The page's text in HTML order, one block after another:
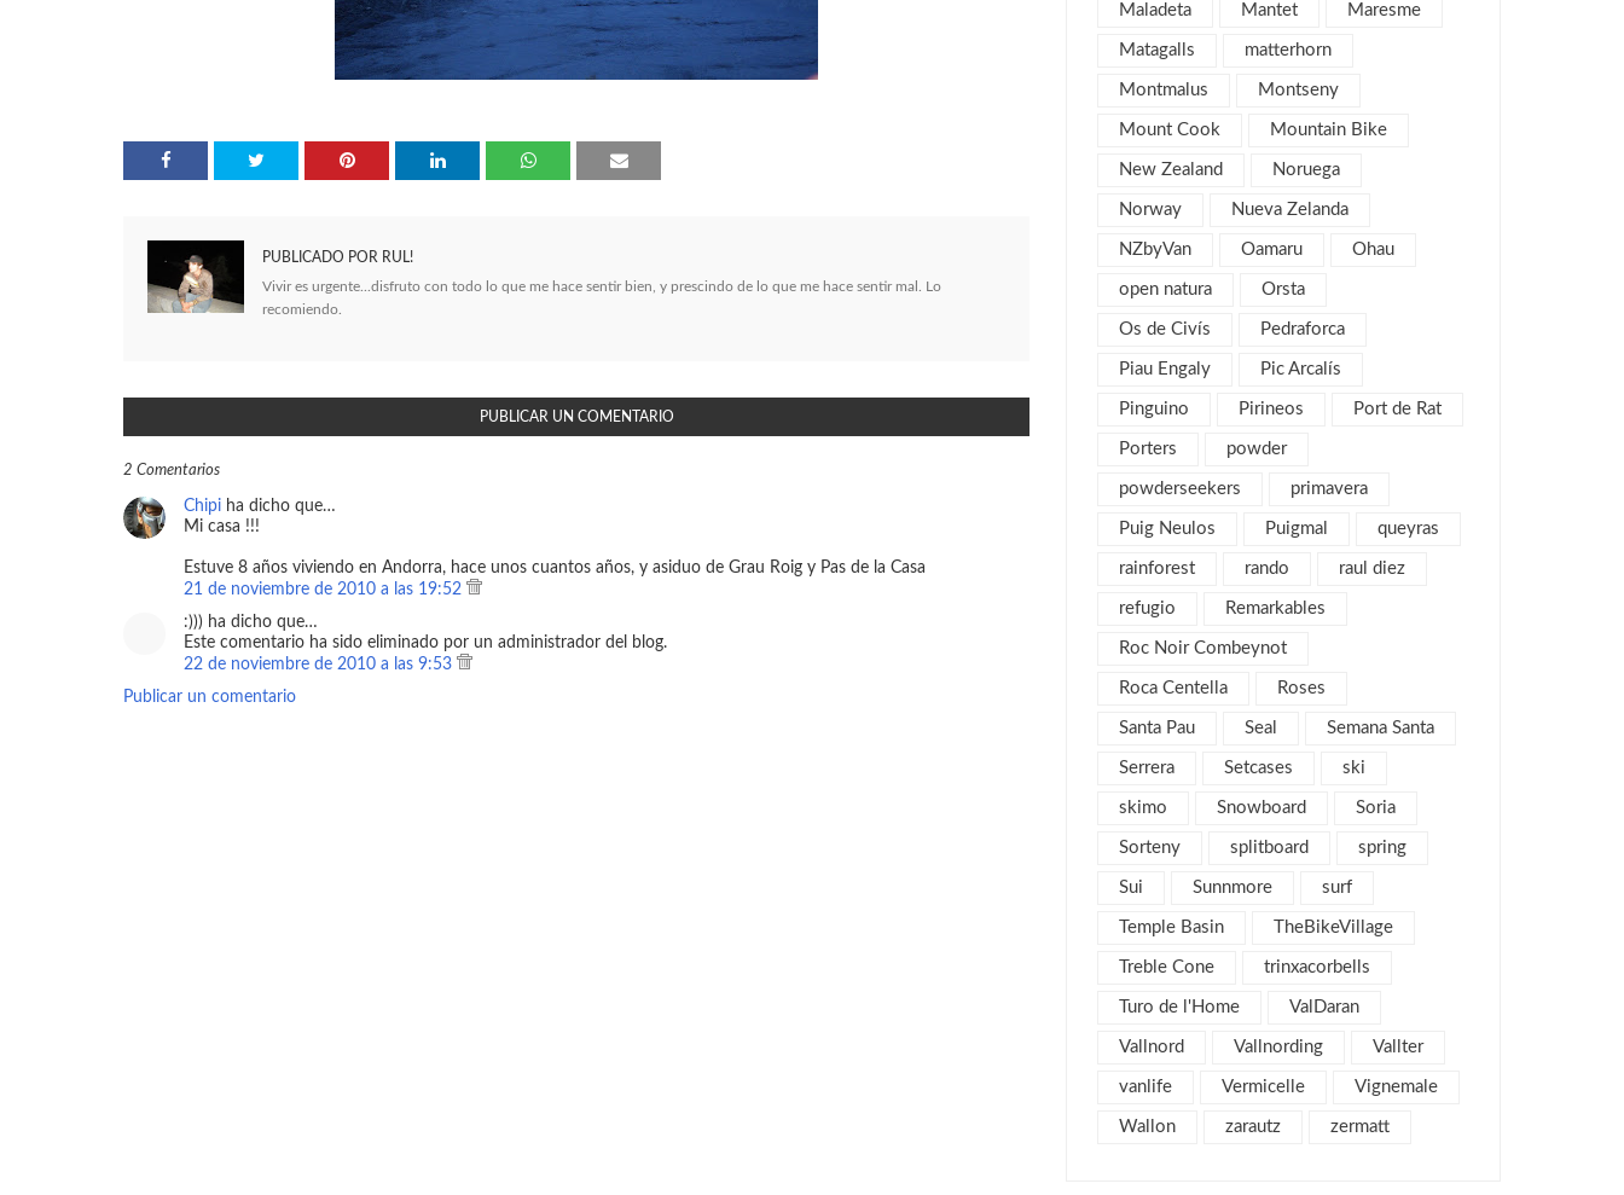
PUBLICADO POR RUL!
Vivir es urgente...disfruto con todo lo que me hace sentir bien, y prescindo de lo que me hace sentir mal. Lo
recomiendo.
PUBLICAR UN COMENTARIO
2 Comentarios
Chipi ha dicho que…
Mi casa !!!
Estuve 8 años viviendo en Andorra, hace unos cuantos años, y asiduo de Grau Roig y Pas de la Casa
21 de noviembre de 2010 a las 19:52
:))) ha dicho que…
Este comentario ha sido eliminado por un administrador del blog.
22 de noviembre de 2010 a las 9:53
Publicar un comentario
noviembre 2013
mayo 2013
marzo 2013
febrero 2013
enero 2013
diciembre 2012
noviembre 2012
octubre 2012
septiembre 2012
diciembre 2011
noviembre 2011
octubre 2011
septiembre 2011
agosto 2011
julio 2011
junio 2011
mayo 2011
abril 2011
Maladeta Mantet Maresme
Matagalls matterhorn
Montmalus Montseny
Mount Cook Mountain Bike
New Zealand Noruega
Norway Nueva Zelanda
NZbyVan Oamaru Ohau
open natura Orsta
Os de Civís Pedraforca
Piau Engaly Pic Arcalís
Pinguino Pirineos Port de Rat
Porters powder
powderseekers primavera
Puig Neulos Puigmal queyras
rainforest rando raul diez
refugio Remarkables
Roc Noir Combeynot
Roca Centella Roses
Santa Pau Seal Semana Santa
Serrera Setcases ski
skimo Snowboard Soria
Sorteny splitboard spring
Sui Sunnmore surf
Temple Basin TheBikeVillage
Treble Cone trinxacorbells
Turo de l'Home ValDaran
Vallnord Vallnording Vallter
vanlife Vermicelle Vignemale
Wallon zarautz zermatt